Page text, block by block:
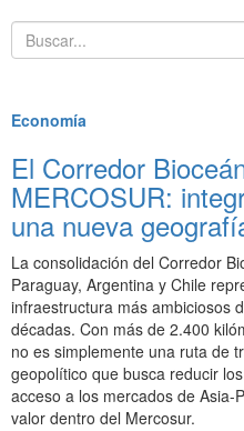
Economía
El Corredor
MERCOSUR:
una nueva
La consolidación del Corredor
Paraguay, Argentina y Chile
infraestructura más ambiciosos
décadas. Con más de 2.400
no es simplemente una ruta de
geopolítico que busca reducir
acceso a los mercados de
valor dentro del Mercosur.